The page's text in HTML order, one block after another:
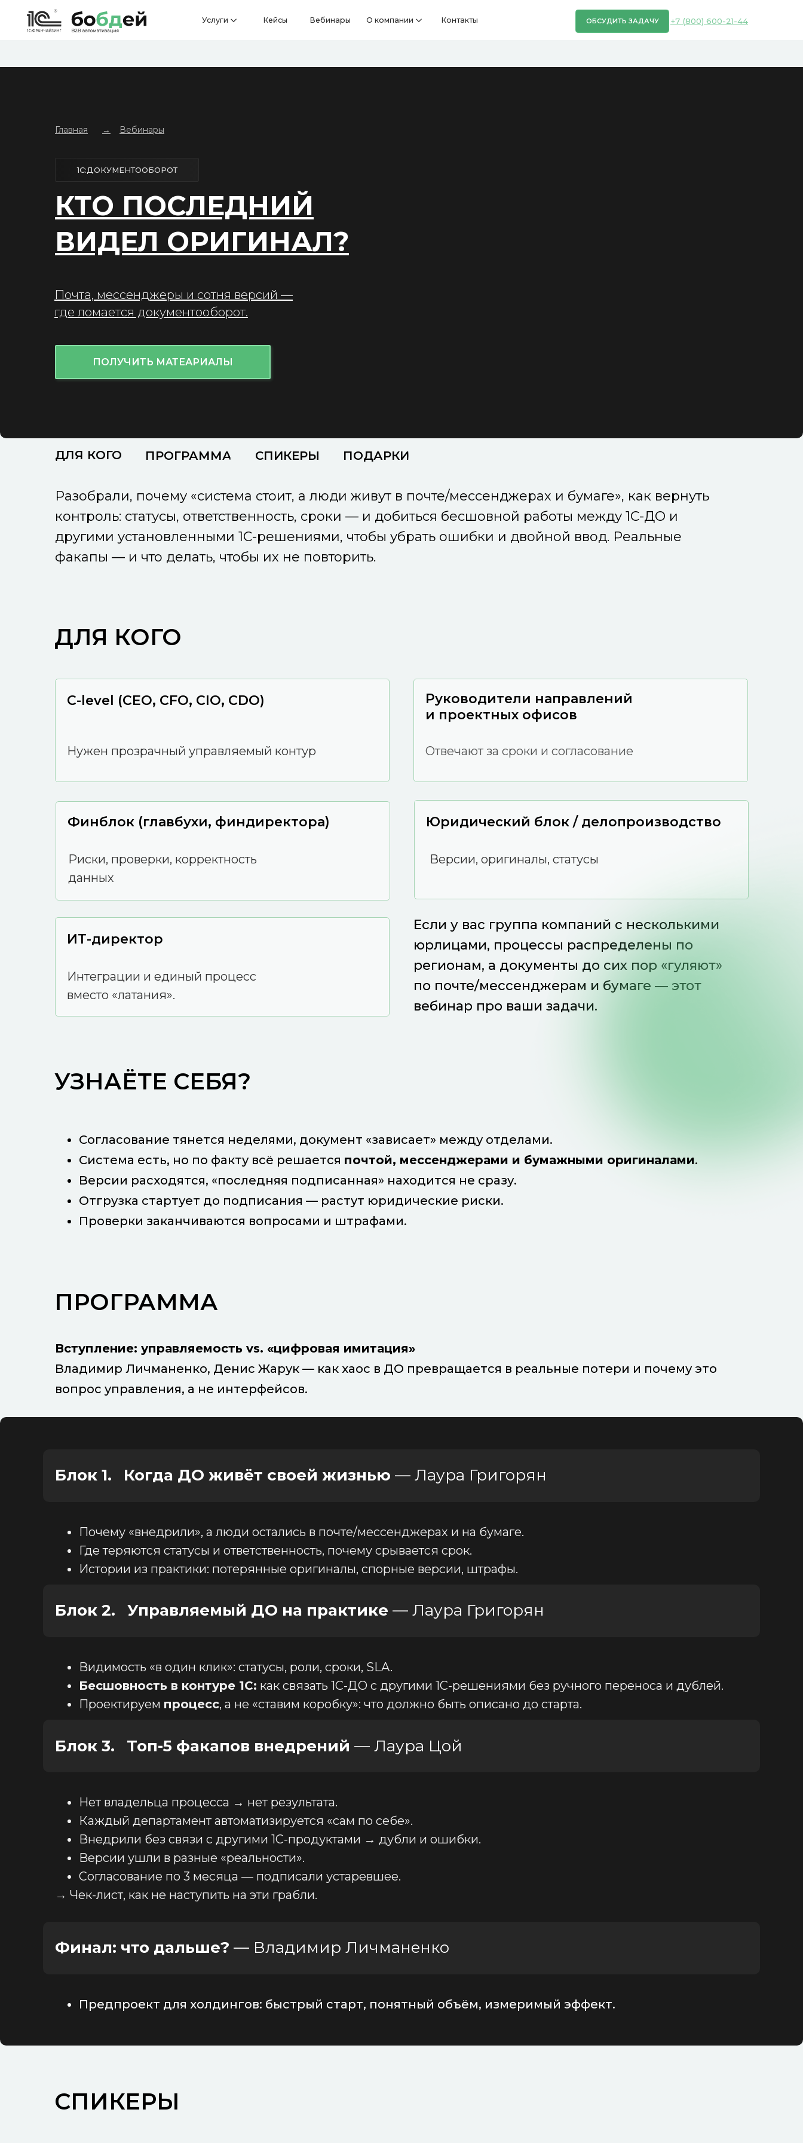
ОБСУДИТЬ ЗАДАЧУ +7 (800) 600-21-44
Услуги Кейсы Вебинары О компании Контакты
ПОЛУЧИТЬ МАТЕАРИАЛЫ
1С:ДОКУМЕНТООБОРОТ
КТО ПОСЛЕДНИЙ
ВИДЕЛ ОРИГИНАЛ?
Почта, мессенджеры и сотня версий —
где ломается документооборот.
Главная Вебинары
→
ПОДАРКИ
СПИКЕРЫ
ПРОГРАММА
ДЛЯ КОГО
Разобрали, почему «система стоит, а люди живут в почте/мессенджерах и бумаге», как вернуть
контроль: статусы, ответственность, сроки — и добиться бесшовной работы между 1С-ДО и
другими установленными 1С-решениями, чтобы убрать ошибки и двойной ввод. Реальные
факапы — и что делать, чтобы их не повторить.
ДЛЯ КОГО
Риски, проверки, корректность
данных
Финблок (главбухи, финдиректора)
Интеграции и единый процесс
вместо «латания».
ИТ-директор
Версии, оригиналы, статусы
Юридический блок / делопроизводство
C-level (CEO, CFO, CIO, CDO)
Нужен прозрачный управляемый контур Отвечают за сроки и согласование
Руководители направлений
и проектных офисов
Если у вас группа компаний с несколькими
юрлицами, процессы распределены по
регионам, а документы до сих пор «гуляют»
по почте/мессенджерам и бумаге — этот
вебинар про ваши задачи.
УЗНАЁТЕ СЕБЯ?
Согласование тянется неделями, документ «зависает» между отделами.
Система есть, но по факту всё решается почтой, мессенджерами и бумажными оригиналами.
Версии расходятся, «последняя подписанная» находится не сразу.
Отгрузка стартует до подписания — растут юридические риски.
Проверки заканчиваются вопросами и штрафами.
ПРОГРАММА
Вступление: управляемость vs. «цифровая имитация»
Владимир Личманенко, Денис Жарук — как хаос в ДО превращается в реальные потери и почему это
вопрос управления, а не интерфейсов.
Предпроект для холдингов: быстрый старт, понятный объём, измеримый эффект.
Финал: что дальше? — Владимир Личманенко
Нет владельца процесса → нет результата.
Каждый департамент автоматизируется «сам по себе».
Внедрили без связи с другими 1С-продуктами → дубли и ошибки.
Версии ушли в разные «реальности».
Согласование по 3 месяца — подписали устаревшее.
→ Чек-лист, как не наступить на эти грабли.
Блок 3. Топ-5 факапов внедрений — Лаура Цой
Видимость «в один клик»: статусы, роли, сроки, SLA.
Бесшовность в контуре 1С: как связать 1С-ДО с другими 1С-решениями без ручного переноса и дублей.
Проектируем процесс, а не «ставим коробку»: что должно быть описано до старта.
Блок 2. Управляемый ДО на практике — Лаура Григорян
Почему «внедрили», а люди остались в почте/мессенджерах и на бумаге.
Где теряются статусы и ответственность, почему срывается срок.
Истории из практики: потерянные оригиналы, спорные версии, штрафы.
Блок 1. Когда ДО живёт своей жизнью — Лаура Григорян
СПИКЕРЫ